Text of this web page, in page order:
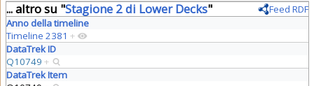
... altro su "Stagione 2 di Lower Decks"
Feed RDF
Anno della timeline
Timeline 2381 +
DataTrek ID
Q10749 +
DataTrek Item